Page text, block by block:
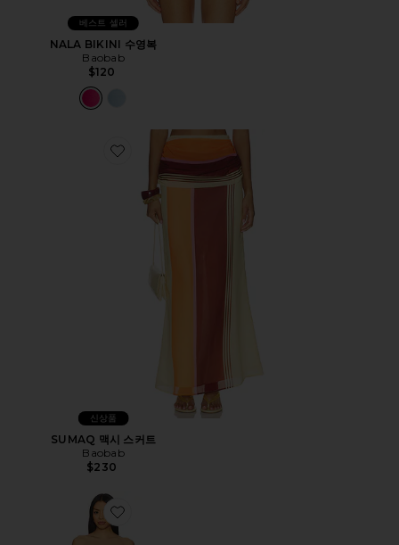
베스트 셀러
NALA BIKINI 수영복
Baobab
$120
Favorite SUMAQ 맥시 스커트
신상품
SUMAQ 맥시 스커트
Baobab
$230
Favorite ELLA 원피스